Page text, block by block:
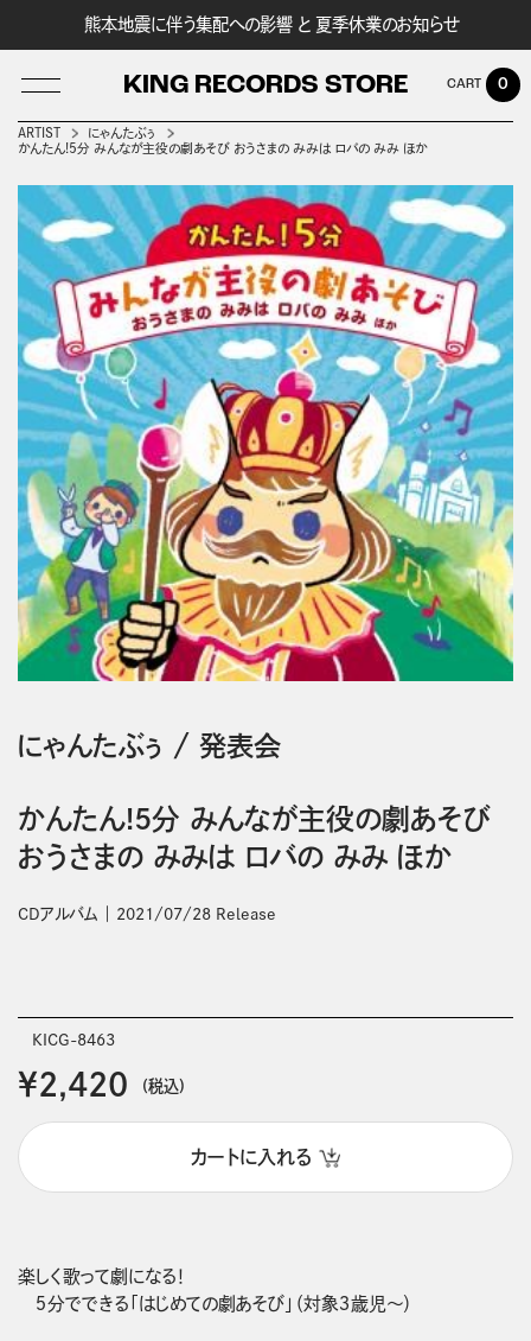
熊本地震に伴う集配への影響 と 夏季休業のお知らせ
KING RECORDS STORE
LOG IN
0
ARTIST
にゃんたぶぅ
かんたん!5分 みんなが主役の劇あそび おうさまの みみは ロバの みみ ほか
にゃんたぶぅ / 発表会
かんたん!5分 みんなが主役の劇あそび
おうさまの みみは ロバの みみ ほか
CDアルバム 2021/07/28 Release
KICG-8463
￥2,420 (税込)
カートに入れる
楽しく歌って劇になる！